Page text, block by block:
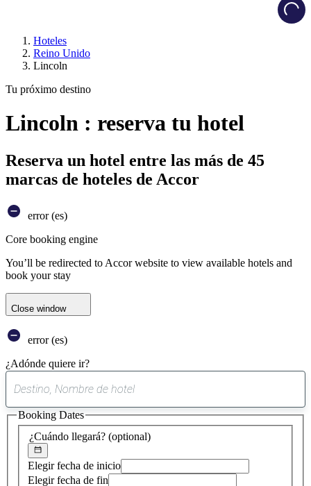
Hoteles
Reino Unido
Lincoln
Tu próximo destino
Lincoln : reserva tu hotel
Reserva un hotel entre las más de 45
marcas de hoteles de Accor
error (es)
Core booking engine
You’ll be redirected to Accor website to view available hotels and
book your stay
Close window
error (es)
¿Adónde quiere ir?
sugerencia
encontrada
¿Cuándo llegará? (optional)
Elegir fecha de inicio
Elegir fecha de fin
Booking Dates